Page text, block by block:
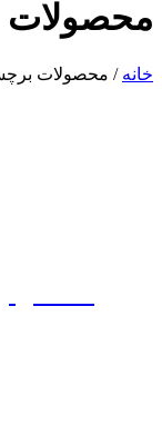
محصولات
خانه / محصولات